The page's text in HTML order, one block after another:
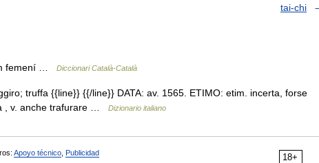
tai-chi
femení … Diccionari Català-Català
truffa {{line}} {{/line}} DATA: av. 1565. ETIMO: etim. incerta, forse
, v. anche trafurare …
Dizionario italiano
18+
Apoyo técnico Publicidad